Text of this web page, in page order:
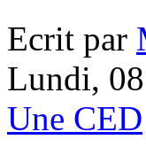
Ecrit par
Lundi,
Une CED